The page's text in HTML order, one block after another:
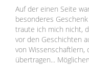
Auf der einen Seite
besonderes
traute ich mich nicht,
vor den Geschichten
von Wissenschaftlern,
übertragen...